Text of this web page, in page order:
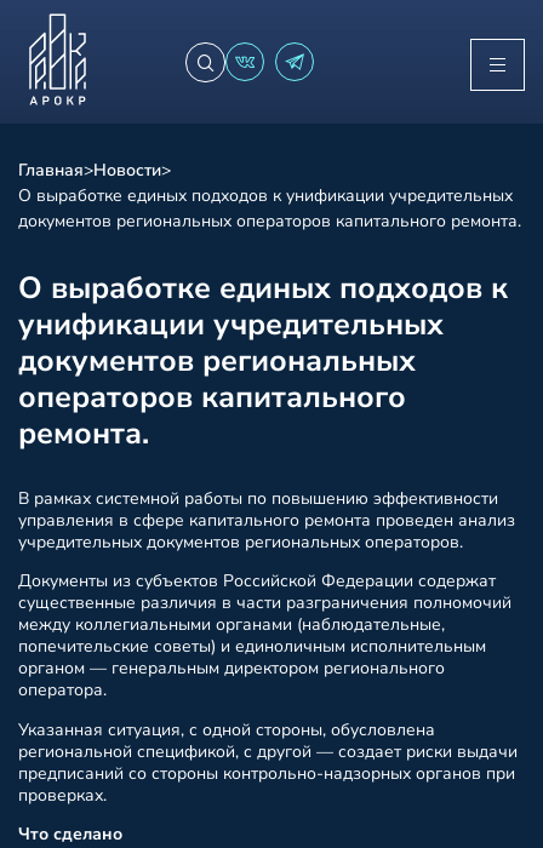
Главная>Новости>
О выработке единых подходов к унификации учредительных
документов региональных операторов капитального ремонта.
О выработке единых подходов к
унификации учредительных
документов региональных
операторов капитального
ремонта.
В рамках системной работы по повышению эффективности
управления в сфере капитального ремонта проведен анализ
учредительных документов региональных операторов.
Документы из субъектов Российской Федерации содержат
существенные различия в части разграничения полномочий
между коллегиальными органами (наблюдательные,
попечительские советы) и единоличным исполнительным
органом — генеральным директором регионального
оператора.
Указанная ситуация, с одной стороны, обусловлена
региональной спецификой, с другой — создает риски выдачи
предписаний со стороны контрольно-надзорных органов при
проверках.
Что сделано